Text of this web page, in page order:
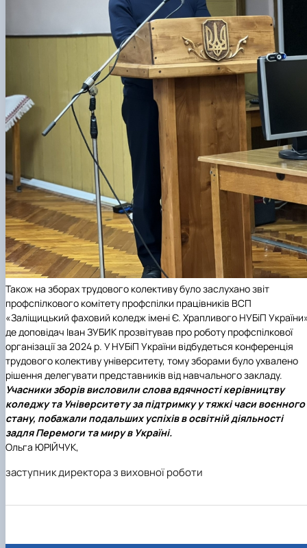
Також на зборах трудового колективу було заслухано звіт
профспілкового комітету профспілки працівників ВСП
«Заліщицький фаховий коледж імені Є. Храпливого НУБіП
де доповідач Іван ЗУБИК прозвітував про роботу профспілкової
організації за 2024 р. УНУБіП України відбудеться конференція
трудового колективу університету, тому зборами було ухвалено
рішення делегувати представників від навчального закладу.
Учасники зборів висловили слова вдячності керівництву
коледжу та Університету за підтримку у тяжкі часи воєнного
стану, побажали подальших успіхів в освітній діяльності
задля Перемоги та миру в Україні.
Ольга ЮРІЙЧУК,
заступник директора з виховної роботи